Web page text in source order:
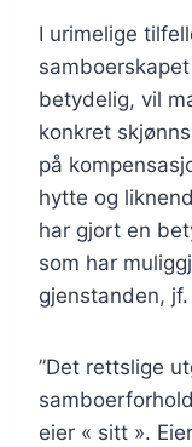
I urimelige
betydelig, vil
konkret
på
hytte og
har gjort en
som har
gjenstanden,
”Det rettslige
eier « sitt ».